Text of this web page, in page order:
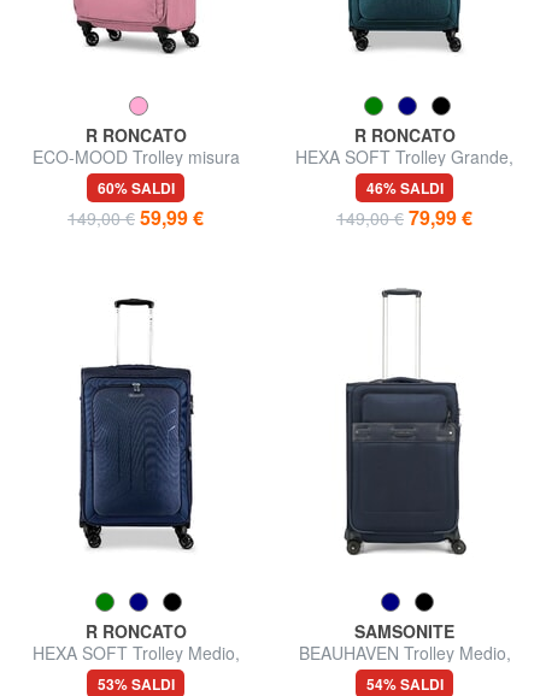
R RONCATO
ECO-MOOD Trolley misura
media espandibile
60% SALDI
149,00 € 59,99 €
R RONCATO
HEXA SOFT Trolley Grande,
espandibile
46% SALDI
149,00 € 79,99 €
R RONCATO
HEXA SOFT Trolley Medio,
espandibile
53% SALDI
SAMSONITE
BEAUHAVEN Trolley Medio,
espandibile
54% SALDI